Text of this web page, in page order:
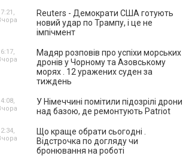
Reuters - Демократи США готують
новий удар по Трампу, і це не
імпічмент
Мадяр розповів про успіхи морських
дронів у Чорному та Азовському
морях . 12 уражених суден за
тиждень
У Німеччині помітили підозрілі дрони
над базою, де ремонтують Patriot
Що краще обрати сьогодні .
Відстрочка по догляду чи
бронювання на роботі